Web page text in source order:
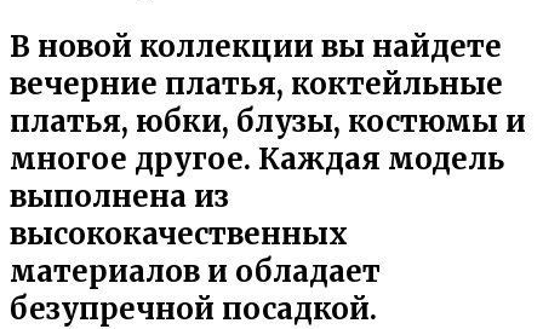
В новой коллекции вы найдете
вечерние платья, коктейльные
платья, юбки, блузы, костюмы и
многое другое. Каждая модель
выполнена из
высококачественных
материалов и обладает
безупречной посадкой.